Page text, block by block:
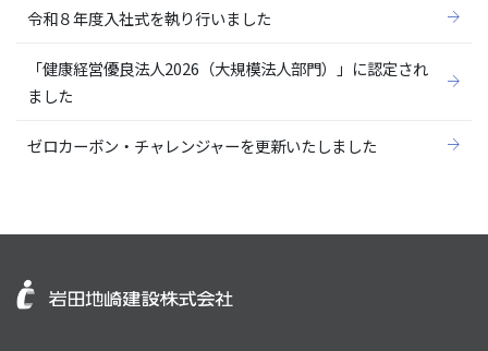
令和８年度入社式を執り行いました
「健康経営優良法人2026（大規模法人部門）」に認定され
ました
ゼロカーボン・チャレンジャーを更新いたしました